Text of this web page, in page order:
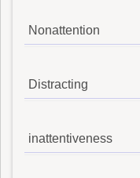
Nonattention
Distracting
inattentiveness